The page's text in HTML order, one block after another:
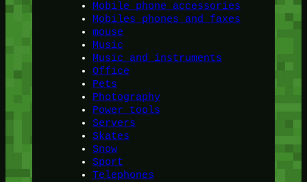
Mobile phone accessories
Mobiles phones and faxes
mouse
Music
Music and instruments
Office
Pets
Photography
Power tools
Servers
Skates
Snow
Sport
Telephones